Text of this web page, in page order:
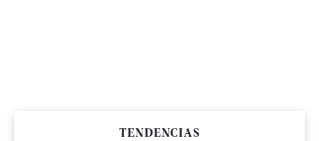
TENDENCIAS